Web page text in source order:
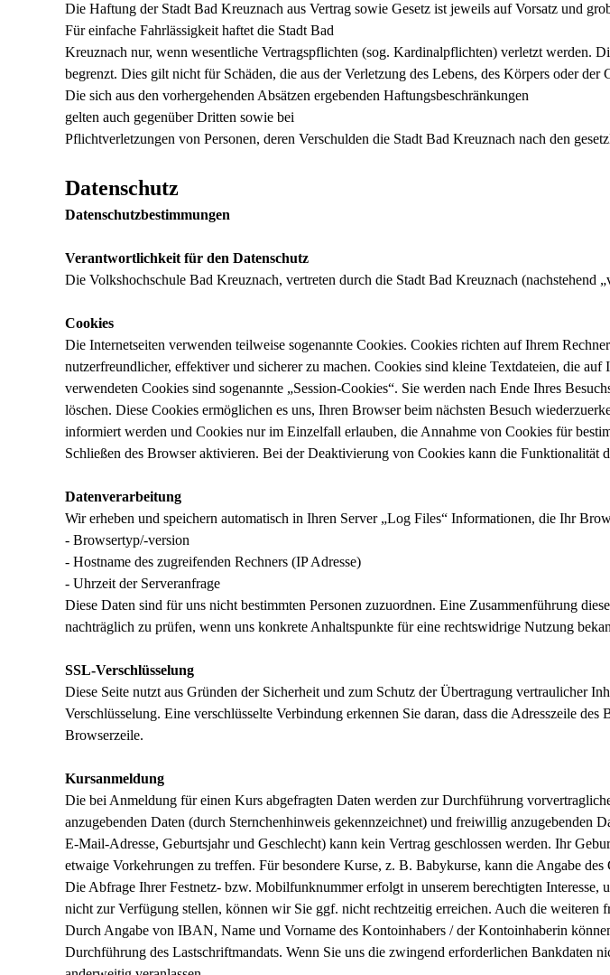
Die Haftung der Stadt Bad Kreuznach aus Vertrag sowie Gesetz ist jeweils auf Vorsatz und
Für einfache Fahrlässigkeit haftet die Stadt Bad
Kreuznach nur, wenn wesentliche Vertragspflichten (sog. Kardinalpflichten) verletzt werden.
begrenzt. Dies gilt nicht für Schäden, die aus der Verletzung des Lebens, des Körpers oder der
Die sich aus den vorhergehenden Absätzen ergebenden Haftungsbeschränkungen
gelten auch gegenüber Dritten sowie bei
Pflichtverletzungen von Personen, deren Verschulden die Stadt Bad Kreuznach nach den
Datenschutz
Datenschutzbestimmungen
Verantwortlichkeit für den Datenschutz
Die Volkshochschule Bad Kreuznach, vertreten durch die Stadt Bad Kreuznach (nachstehend
Cookies
Die Internetseiten verwenden teilweise sogenannte Cookies. Cookies richten auf Ihrem
nutzerfreundlicher, effektiver und sicherer zu machen. Cookies sind kleine Textdateien, die
verwendeten Cookies sind sogenannte „Session-Cookies“. Sie werden nach Ende Ihres
löschen. Diese Cookies ermöglichen es uns, Ihren Browser beim nächsten Besuch
informiert werden und Cookies nur im Einzelfall erlauben, die Annahme von Cookies für
Schließen des Browser aktivieren. Bei der Deaktivierung von Cookies kann die Funktionalität
Datenverarbeitung
Wir erheben und speichern automatisch in Ihren Server „Log Files“ Informationen, die Ihr
- Browsertyp/-version
- Hostname des zugreifenden Rechners (IP Adresse)
- Uhrzeit der Serveranfrage
Diese Daten sind für uns nicht bestimmten Personen zuzuordnen. Eine Zusammenführung
nachträglich zu prüfen, wenn uns konkrete Anhaltspunkte für eine rechtswidrige Nutzung
SSL-Verschlüsselung
Diese Seite nutzt aus Gründen der Sicherheit und zum Schutz der Übertragung vertraulicher
Verschlüsselung. Eine verschlüsselte Verbindung erkennen Sie daran, dass die Adresszeile
Browserzeile.
Kursanmeldung
Die bei Anmeldung für einen Kurs abgefragten Daten werden zur Durchführung
anzugebenden Daten (durch Sternchenhinweis gekennzeichnet) und freiwillig anzugebenden
E-Mail-Adresse, Geburtsjahr und Geschlecht) kann kein Vertrag geschlossen werden. Ihr
etwaige Vorkehrungen zu treffen. Für besondere Kurse, z. B. Babykurse, kann die Angabe
Die Abfrage Ihrer Festnetz- bzw. Mobilfunknummer erfolgt in unserem berechtigten
nicht zur Verfügung stellen, können wir Sie ggf. nicht rechtzeitig erreichen. Auch die
Durch Angabe von IBAN, Name und Vorname des Kontoinhabers / der Kontoinhaberin
Durchführung des Lastschriftmandats. Wenn Sie uns die zwingend erforderlichen Bankdaten